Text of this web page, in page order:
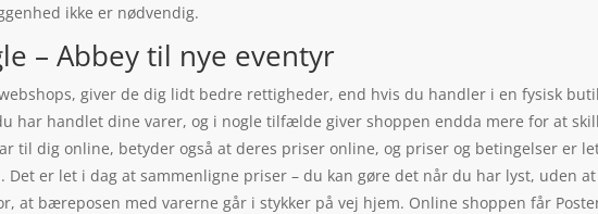
ikke er nødvendig.
– Abbey til nye eventyr
giver de dig lidt bedre rettigheder, end hvis du handler i en fysisk
har handlet dine varer, og i nogle tilfælde giver shoppen endda mere for at
til dig online, betyder også at deres priser online, og priser og betingelser er
Det er let i dag at sammenligne priser – du kan gøre det når du har lyst, uden
at bæreposen med varerne går i stykker på vej hjem. Online shoppen får